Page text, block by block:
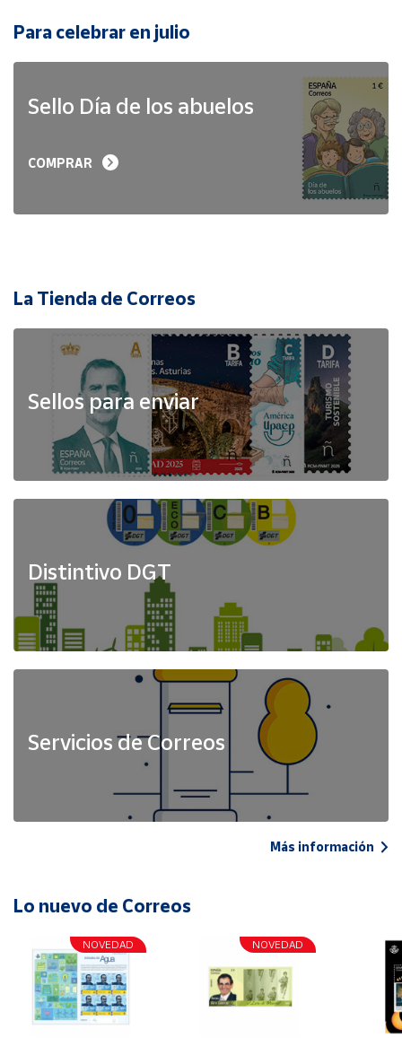
Para celebrar en julio
Sello Día de los abuelos
COMPRAR
La Tienda de Correos
Sellos para enviar
Distintivo DGT
Servicios de Correos
Más información
Lo nuevo de Correos
NOVEDAD NOVEDAD